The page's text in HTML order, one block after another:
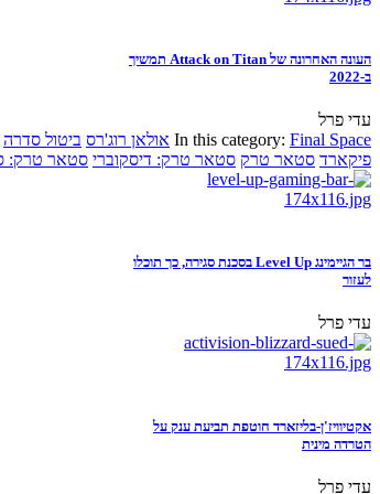
העונה האחרונה של Attack on Titan תמשיך
ב-2022
עדי פרל
In this category: Final Space אולאן רוג'רס ביטול סדרה
פיקארד סטאר טרק סטאר טרק: דיסקוברי סטאר טרק:
בר הגיימינג Level Up בסכנת סגירה, כך תוכלו
לעזור
עדי פרל
אקטיוויז'ן-בליזארד חוטפת תביעת ענק על
הטרדה מינית
עדי פרל